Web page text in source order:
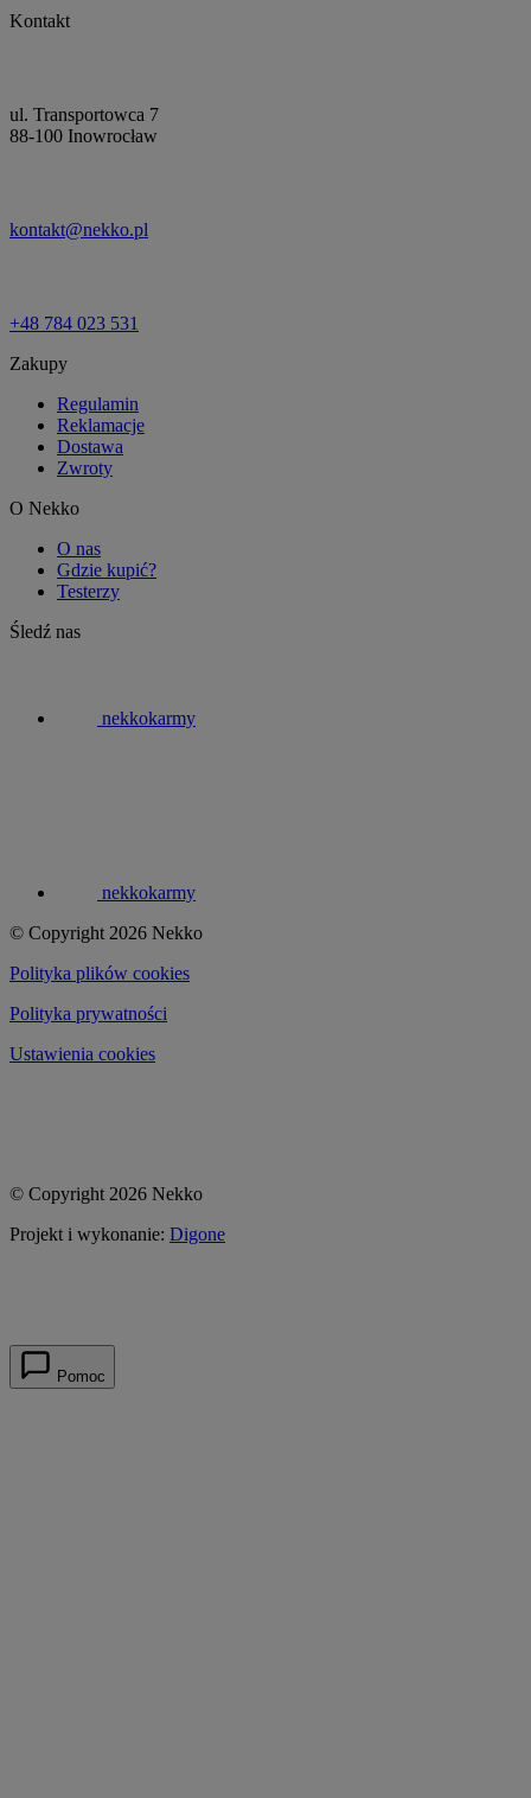
Kontakt
ul. Transportowca 7
88-100 Inowrocław
kontakt@nekko.pl
+48 784 023 531
Zakupy
Regulamin
Reklamacje
Dostawa
Zwroty
O Nekko
O nas
Gdzie kupić?
Testerzy
Śledź nas
nekkokarmy
nekkokarmy
© Copyright 2026 Nekko
Polityka plików cookies
Polityka prywatności
Ustawienia cookies
© Copyright 2026 Nekko
Projekt i wykonanie: Digone
Pomoc